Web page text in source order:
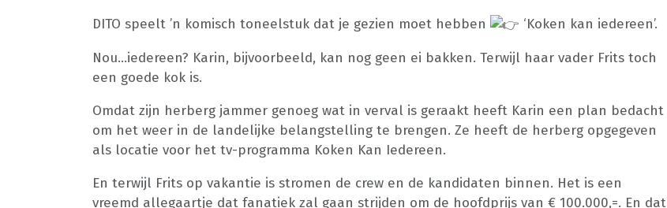
DITO speelt ’n komisch toneelstuk dat je gezien moet hebben
‘Koken kan iedereen’.
Nou…iedereen? Karin, bijvoorbeeld, kan nog geen ei bakken. Terwijl haar vader Frits toch
een goede kok is.
Omdat zijn herberg jammer genoeg wat in verval is geraakt heeft Karin een plan bedacht
om het weer in de landelijke belangstelling te brengen. Ze heeft de herberg opgegeven
als locatie voor het tv-programma Koken Kan Iedereen.
En terwijl Frits op vakantie is stromen de crew en de kandidaten binnen. Het is een
vreemd allegaartje dat fanatiek zal gaan strijden om de hoofdprijs van € 100.000,=. En dat